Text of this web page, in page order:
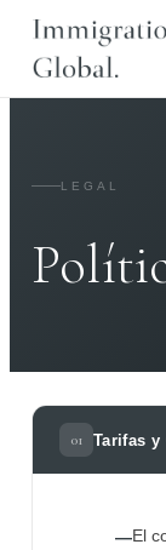
LEGAL
01 Tarifas y
—El